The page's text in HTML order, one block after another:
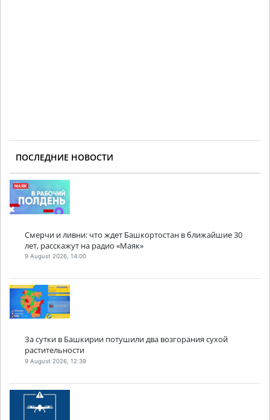
ПОСЛЕДНИЕ НОВОСТИ
Смерчи и ливни: что ждет Башкортостан в ближайшие 30
лет, расскажут на радио «Маяк»
9 August 2026, 14:00
За сутки в Башкирии потушили два возгорания сухой
растительности
9 August 2026, 12:39